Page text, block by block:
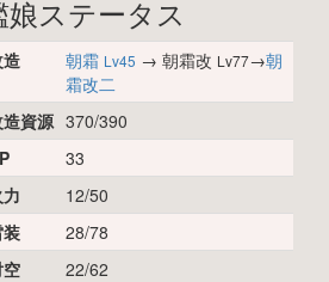
娘ステータス
朝霜 Lv45 → 朝霜改 Lv77→朝
霜改二
資源 370/390
33
12/50
28/78
22/62